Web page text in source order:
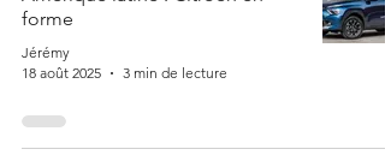
forme
Jérémy
18 août 2025
3 min de lecture